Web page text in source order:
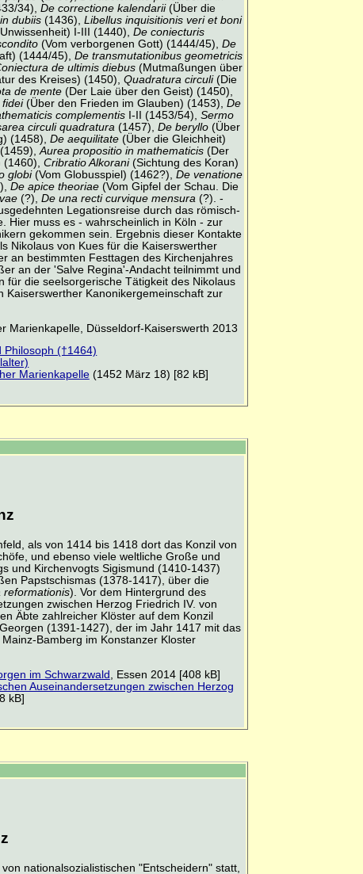
34),De correctione kalendarii(Über die
dubiis (1436),Libellus inquisitionis veri et boni
I-III (1440), De coniecturis
(Vom verborgenen Gott) (1444/45),De
(1444/45), De transmutationibus geometricis
de ultimis diebus (Mutmaßungen über
des Kreises) (1450), Quadratura circuli(Die
de mente(Der Laie über den Geist) (1450),
fidei(Über den Frieden im Glauben) (1453),De
complementis I-II (1453/54),Sermo
circuli quadratura (1457), De beryllo(Über
(1458), De aequilitate(Über die Gleichheit)
(1459),Aurea propositio in mathematicis (Der
Cribratio Alkorani(Sichtung des Koran)
globi(Vom Globusspiel) (1462?), De venatione
De apice theoriae(Vom Gipfel der Schau. Die
(?),De una recti curvique mensura (?). -
Legationsreise durch das römisch-
Hier muss es - wahrscheinlich in Köln - zur
gekommen sein. Ergebnis dieser Kontakte
Nikolaus von Kues für die Kaiserswerther
an bestimmten Festtagen des Kirchenjahres
an der 'Salve Regina'-Andacht teilnimmt und
für die seelsorgerische Tätigkeit des Nikolaus
Kanonikergemeinschaft zur
Marienkapelle, Düsseldorf-Kaiserswerth 2013
Philosoph (†1464)
Marienkapelle(1452 März 18) [82 kB]
als von 1414 bis 1418 dort das Konzil von
und ebenso viele weltliche Große und
und Kirchenvogts Sigismund (1410-1437)
Papstschismas (1378-1417), über die
reformationis). Vor dem Hintergrund des
zwischen Herzog Friedrich IV. von
Äbte zahlreicher Klöster auf dem Konzil
(1391-1427), der im Jahr 1417 mit das
Bamberg im Konstanzer Kloster
im Schwarzwald , Essen 2014 [408 kB]
Auseinandersetzungen zwischen Herzog
kB]
nationalsozialistischen "Entscheidern" statt,